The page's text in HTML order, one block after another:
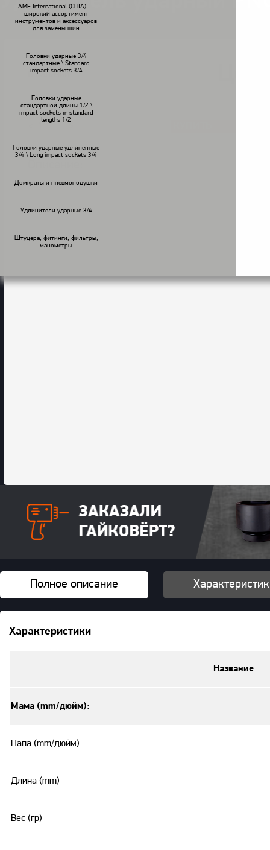
AME International (США) —
широкий ассортимент
инструментов и аксессуаров
для замены шин
Головки ударные 3/4
стандартные \ Standard
impact sockets 3/4
Головки ударные
стандартной длины 1/2 \
impact sockets in standard
lengths 1/2
Головки ударные удлиненные
3/4 \ Long impact sockets 3/4
Домкраты и пневмоподушки
Удлинители ударные 3/4
Штуцера, фитинги, фильтры,
манометры
В наличии
Полное описание
Характеристики
Название
Мама (mm/дюйм):
Папа (mm/дюйм):
Длина (mm)
Вес (гр)